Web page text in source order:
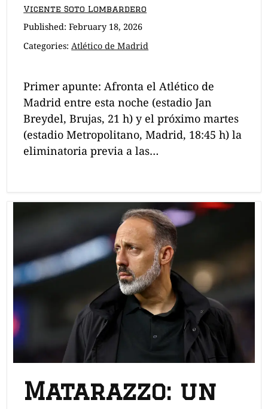
Vicente Soto Lombardero
Published:February 18, 2026
Categories:Atlético de Madrid
Primer apunte: Afronta el Atlético de
Madrid entre esta noche (estadio Jan
Breydel, Brujas, 21 h) y el próximo martes
(estadio Metropolitano, Madrid, 18:45 h) la
eliminatoria previa a las…
Matarazzo: un